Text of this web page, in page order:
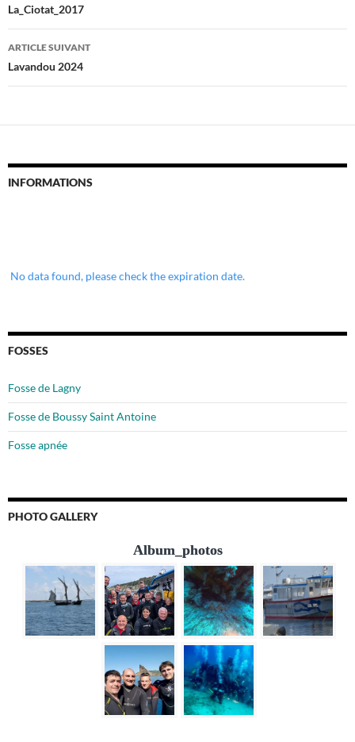
des
articles
La_Ciotat_2017
ARTICLE SUIVANT
Lavandou 2024
INFORMATIONS
FOSSES
Fosse de Lagny
Fosse de Boussy Saint Antoine
Fosse apnée
PHOTO GALLERY
Album_photos